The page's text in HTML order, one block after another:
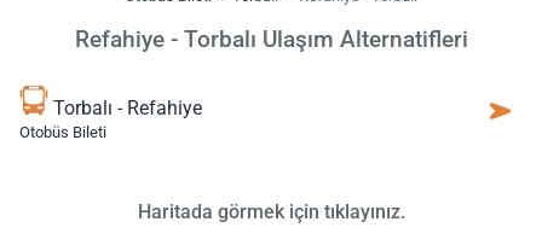
Refahiye - Torbalı Ulaşım Alternatifleri
Torbalı - Refahiye
Otobüs Bileti
Haritada görmek için tıklayınız.